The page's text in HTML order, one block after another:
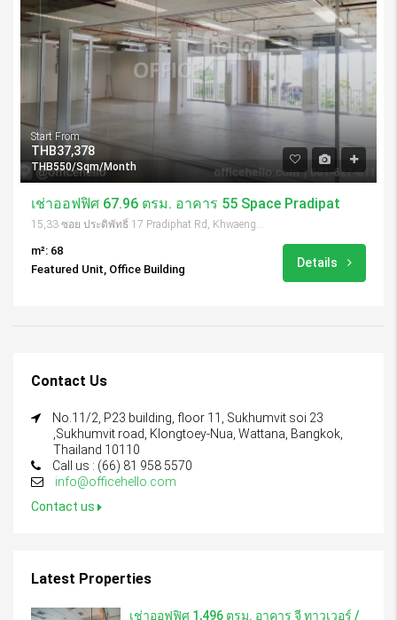
Start From
THB37,378
THB550/Sqm/Month
เช่าออฟฟิศ 67.96 ตรม. อาคาร 55 Space Pradipat
m²: 68
Featured Unit, Office Building
Details
Contact Us
No.11/2, P23 building, floor 11, Sukhumvit soi 23
,Sukhumvit road, Klongtoey-Nua, Wattana, Bangkok,
Thailand 10110
Call us : (66) 81 958 5570
info@officehello.com
Contact us
Latest Properties
เช่าออฟฟิศ 1,496 ตรม. อาคาร จี ทาวเวอร์ /